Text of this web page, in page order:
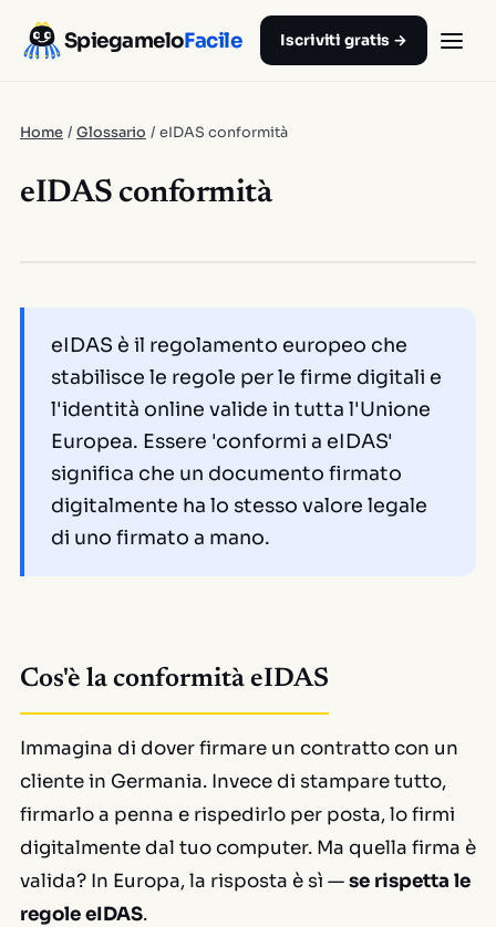
SpiegameloFacile Iscriviti gratis →
Home / Glossario / eIDAS conformità
eIDAS conformità
eIDAS è il regolamento europeo che
stabilisce le regole per le firme digitali e
l'identità online valide in tutta l'Unione
Europea. Essere 'conformi a eIDAS'
significa che un documento firmato
digitalmente ha lo stesso valore legale
di uno firmato a mano.
Cos'è la conformità eIDAS
Immagina di dover firmare un contratto con un
cliente in Germania. Invece di stampare tutto,
firmarlo a penna e rispedirlo per posta, lo firmi
digitalmente dal tuo computer. Ma quella firma è
valida? In Europa, la risposta è sì —se rispetta le
regole eIDAS.